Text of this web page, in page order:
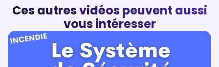
Ces autres vidéos peuvent aussi
vous intéresser